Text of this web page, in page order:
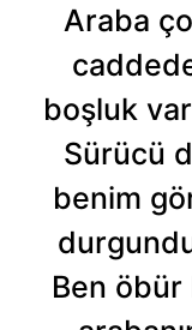
ilgili mevzuata
Araba
boşluk
Sürücü
benim
Ben öbür